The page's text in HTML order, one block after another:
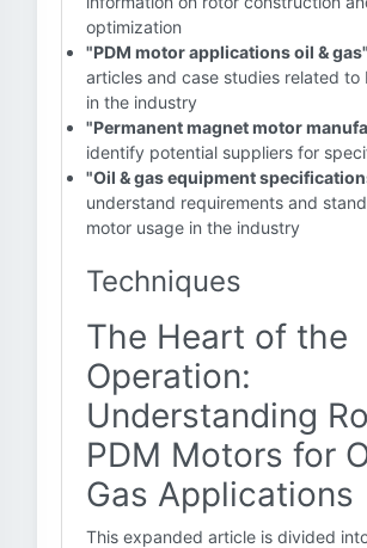
optimization
"PDM motor applications oil & gas"
articles and case studies related to
in the industry
"Permanent magnet motor
identify potential suppliers for
"Oil & gas equipment
understand requirements and
motor usage in the industry
Techniques
The Heart of the
Operation:
Understanding
PDM Motors for
Gas Applications
This expanded article is divided